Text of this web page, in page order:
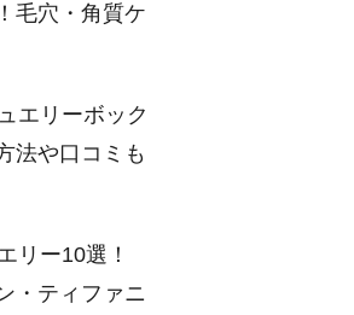
毛穴・角質ケ
エリーボック
法や口コミも
リー10選！
・ティファニ